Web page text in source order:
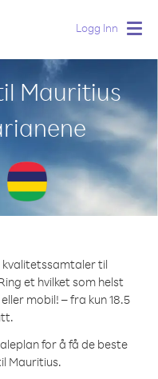
Logg Inn
Mauritius
kvalitetssamtaler til
et hvilket som helst
mobil! – fra kun 18.5
for å få de beste
Mauritius.